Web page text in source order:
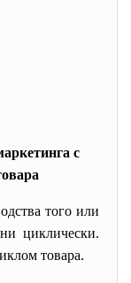
с
того или
циклически.
товара.